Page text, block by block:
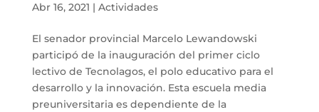
Abr 16, 2021 | Actividades
El senador provincial Marcelo Lewandowski
participó de la inauguración del primer ciclo
lectivo de Tecnolagos, el polo educativo para el
desarrollo y la innovación. Esta escuela media
preuniversitaria es dependiente de la